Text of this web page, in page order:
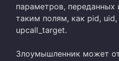
параметров, переданных
таким полям, как pid,
upcall_target.
Злоумышленник может